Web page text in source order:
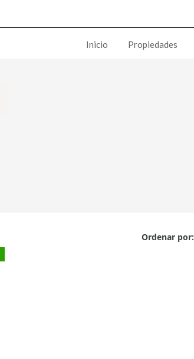
Inicio Propiedades
Ordenar por: